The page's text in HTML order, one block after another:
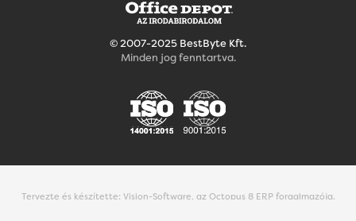
© 2007-2025 BestByte Kft.
Minden jog fenntartva.
Tervezte és készítette: Vision-Software, az Octopus 8 ERP forgalmazója.